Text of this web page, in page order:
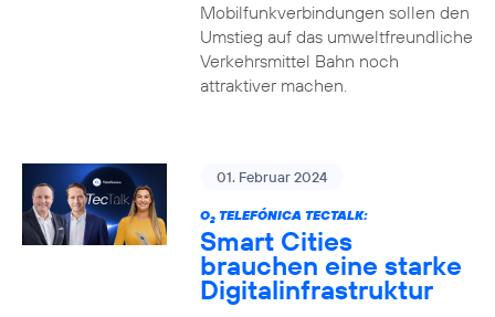
Mobilfunkverbindungen sollen den
Umstieg auf das umweltfreundliche
Verkehrsmittel Bahn noch
attraktiver machen.
01. Februar 2024
O2TELEFÓNICA TECTALK:
Smart Cities
brauchen eine starke
Digitalinfrastruktur